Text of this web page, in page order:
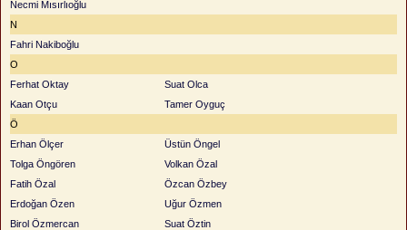
Necmi Mısırlıoğlu
N
Fahri Nakiboğlu
O
Ferhat Oktay
Suat Olca
Kaan Otçu
Tamer Oyguç
Ö
Erhan Ölçer
Üstün Öngel
Tolga Öngören
Volkan Özal
Fatih Özal
Özcan Özbey
Erdoğan Özen
Uğur Özmen
Birol Özmercan
Suat Öztin